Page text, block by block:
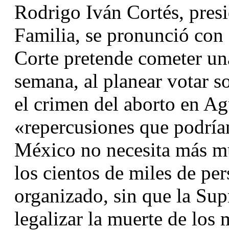
Rodrigo Iván Cortés,
Familia, se pronunció
Corte pretende cometer
semana, al planear votar
el crimen del aborto en
«repercusiones que
México no necesita más
los cientos de miles de
organizado, sin que la
legalizar la muerte de los